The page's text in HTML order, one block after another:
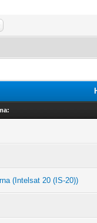
(Intelsat 20 (IS-20))